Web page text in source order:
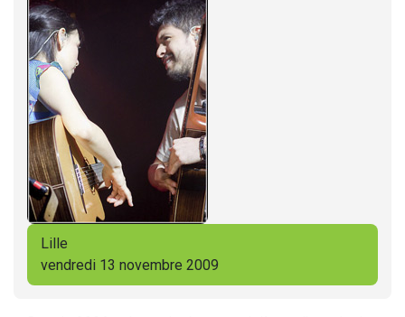
Lille
vendredi 13 novembre 2009